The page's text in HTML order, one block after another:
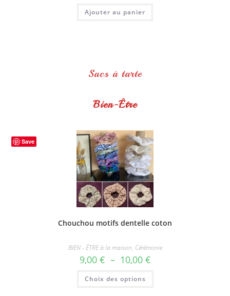
Ajouter au panier
Sacs à tarte
Bien-Être
Save
Chouchou motifs dentelle coton
BIEN - ÊTRE à la maison, Cérémonie
9,00 € – 10,00 €Plage
de
prix :
à
Choix des options
Ce
a